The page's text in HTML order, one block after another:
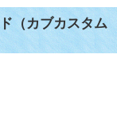
（カブカスタム